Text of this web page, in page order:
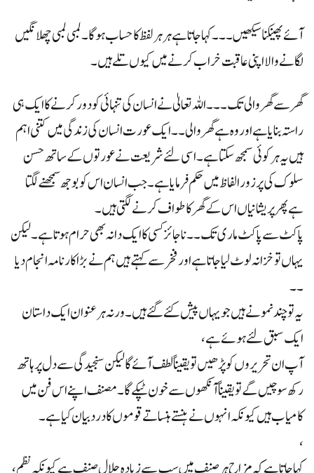
آئے پھینکنا سیکھیں ۔۔۔ کہا جاتا ہے ہر ہر لفظ کا حساب ہوگا ۔ لمبی لمبی چھلانگیں
لگانے والا اپنی عاقبت خراب کرنے میں کیوں تلے ہیں ۔
گھر سے گھر والی تک ۔۔۔ اللہ تعالیٰ نے انسان کی تنہائی کو دور کرنے کا ایک ہی
راستہ بنایا ہے اور وہ ہے گھر والی ۔۔ ایک عورت انسان کی زندگی میں کتنی اہم
ہیں یہ ہر کوئی سمجھ سکتا ہے ۔ اسی لئے شریعت نے عورتوں کے ساتھ حسن
سلوک کی پرزور الفاظ میں حکم فرمایا ہے ۔ جب انسان اس کو بوجھ سمجھنے لگتا
ہے پھر پریشانیاں اس کے گھر کا طواف کرنے لگتی ہیں ۔
پاکٹ سے پاکٹ ماری تک ۔۔ نا جائز کسی کا ایک دانہ بھی حرام ہوتا ہے ۔ لیکن
یہاں تو خزانہ لوٹ لیا جاتا ہے اور فخر سے کہتے ہیں ہم نے بڑا کارنامہ انجام دیا
۔۔
یہ تو چند نمونے ہیں جو یہاں پیش کئے گئے ہیں ۔ ورنہ ہر عنوان ایک داستان
ایک سبق لئے ہوئے ہے ،
آپ ان تحریروں کو پڑھیں تو یقیناً لطف آئے گا لیکن سنجیدگی سے دل پر ہاتھ
رکھ سوچیں گے تو یقیناً آنکھوں سے خون ٹپکے گا ۔ مصنف اپنے اس فن میں
کامیاب ہیں کیونکہ انہوں نے ہنستے ہنساتے قوموں کا درد بیان کیا ہے ۔
،